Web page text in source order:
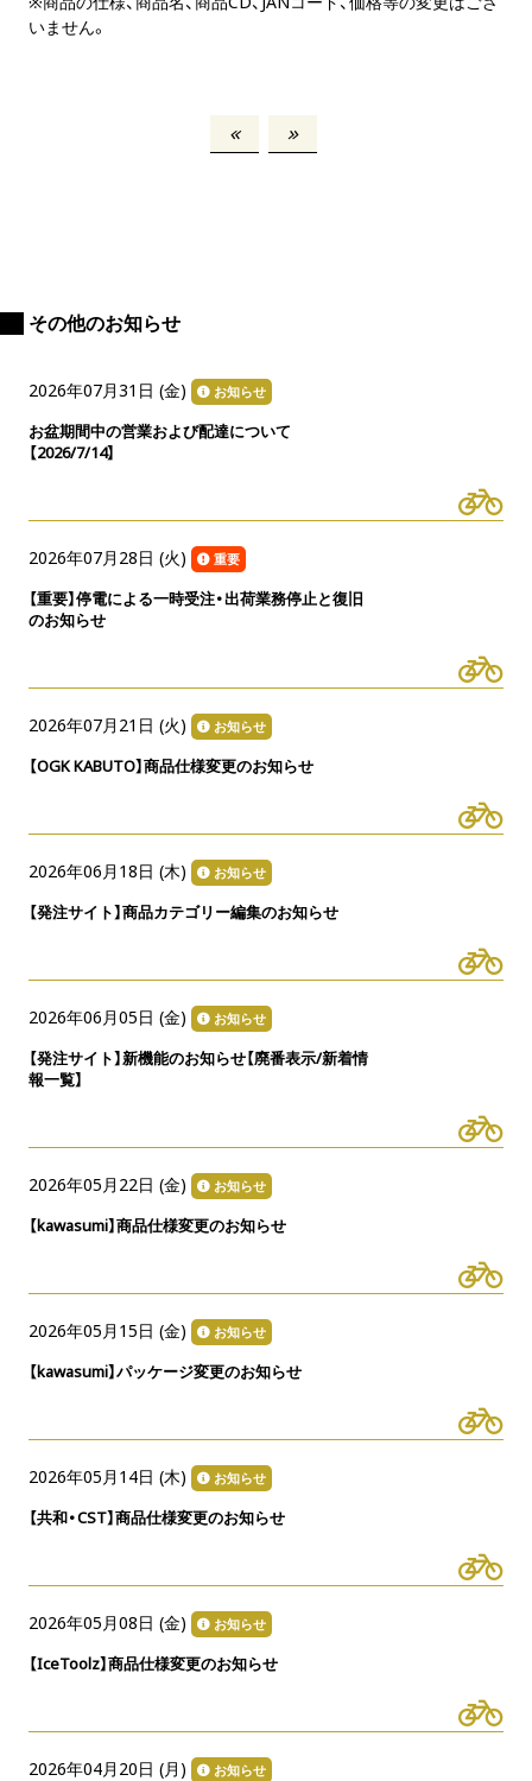
いません。
その他のお知らせ
2026年07月31日 (金) お知らせ
お盆期間中の営業および配達について
【2026/7/14】
2026年07月28日 (火) 重要
【重要】停電による一時受注・出荷業務停止と復旧
のお知らせ
2026年07月21日 (火) お知らせ
【OGK KABUTO】商品仕様変更のお知らせ
2026年06月18日 (木) お知らせ
【発注サイト】商品カテゴリー編集のお知らせ
2026年06月05日 (金) お知らせ
【発注サイト】新機能のお知らせ【廃番表示/新着情
報一覧】
2026年05月22日 (金) お知らせ
【kawasumi】商品仕様変更のお知らせ
2026年05月15日 (金) お知らせ
【kawasumi】パッケージ変更のお知らせ
2026年05月14日 (木) お知らせ
【共和・CST】商品仕様変更のお知らせ
2026年05月08日 (金) お知らせ
【IceToolz】商品仕様変更のお知らせ
2026年04月20日 (月 ) お知らせ